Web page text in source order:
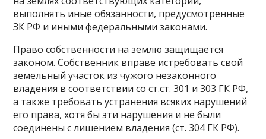
выполнять иные обязанности, предусмотренные
ЗК РФ и иными федеральными законами.
Право собственности на землю защищается
законом. Собственник вправе истребовать свой
земельный участок из чужого незаконного
владения в соответствии со ст.ст. 301 и 303 ГК РФ,
а также требовать устранения всяких нарушений
его права, хотя бы эти нарушения и не были
соединены с лишением владения (ст. 304 ГК РФ).